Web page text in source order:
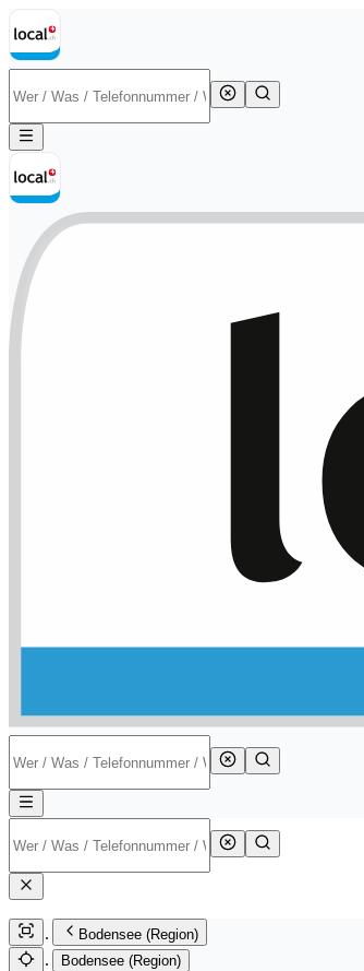
Bodensee (Region)
Bodensee (Region)